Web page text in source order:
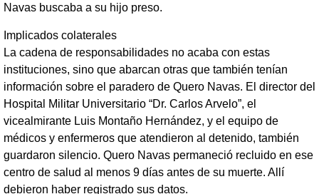
Navas buscaba a su hijo preso.
Implicados colaterales
La cadena de responsabilidades no acaba con estas
instituciones, sino que abarcan otras que también tenían
información sobre el paradero de Quero Navas. El director del
Hospital Militar Universitario “Dr. Carlos Arvelo”, el
vicealmirante Luis Montaño Hernández, y el equipo de
médicos y enfermeros que atendieron al detenido, también
guardaron silencio. Quero Navas permaneció recluido en ese
centro de salud al menos 9 días antes de su muerte. Allí
debieron haber registrado sus datos.